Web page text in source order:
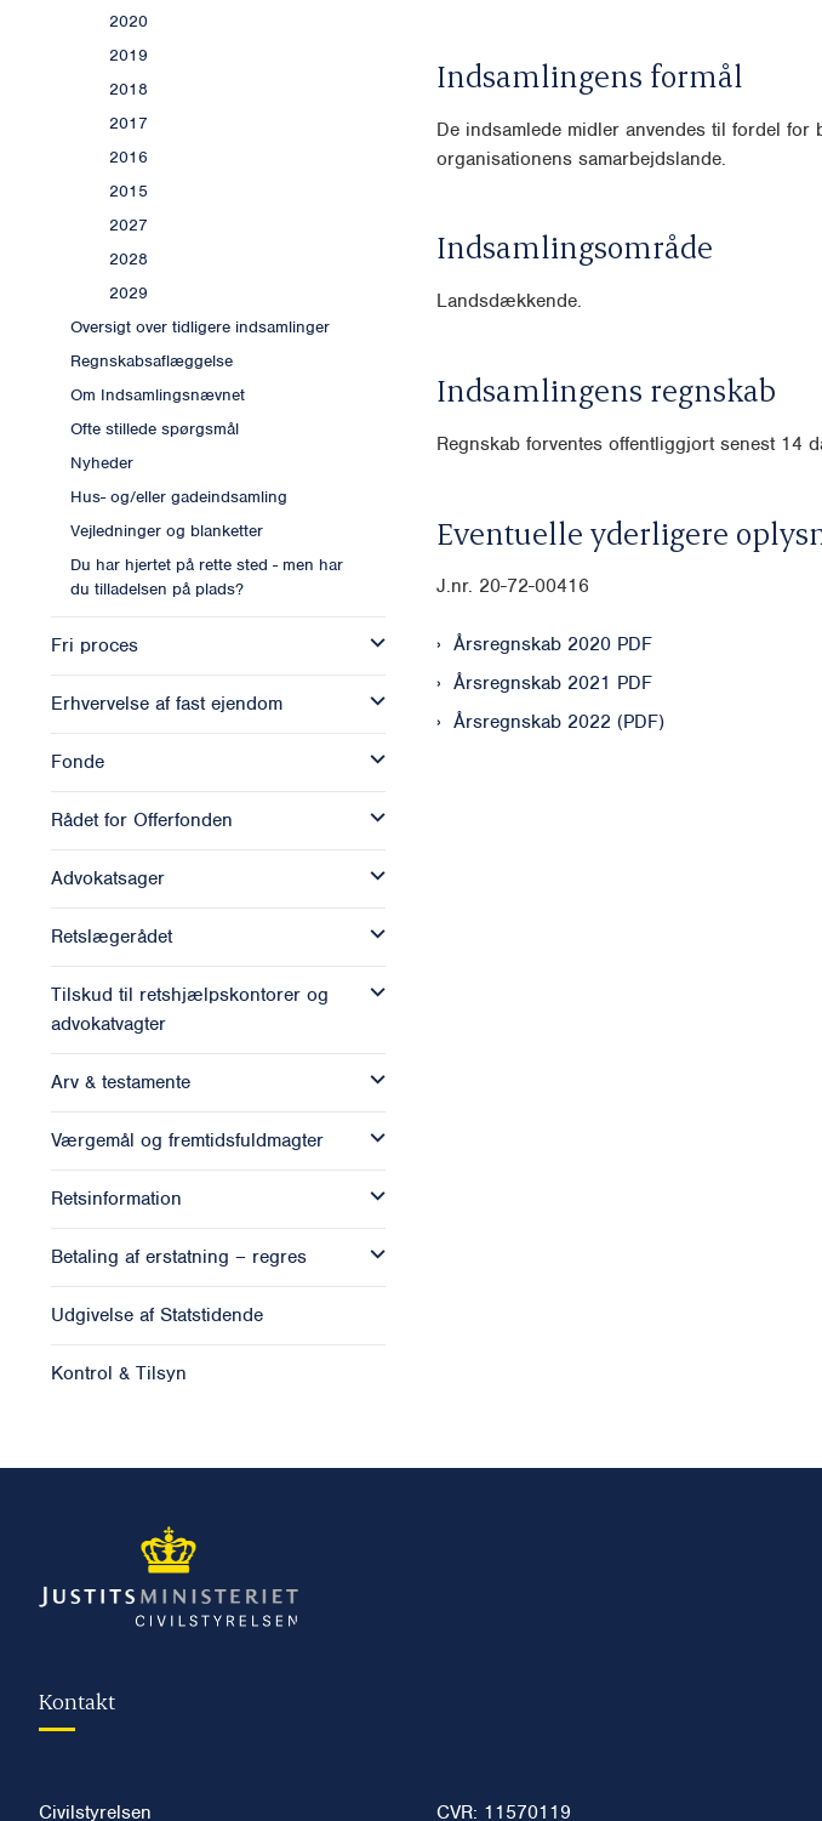
2020
2019
2018
2017
2016
2015
2027
2028
2029
Oversigt over tidligere indsamlinger
Regnskabsaflæggelse
Om Indsamlingsnævnet
Ofte stillede spørgsmål
Nyheder
Hus- og/eller gadeindsamling
Vejledninger og blanketter
Du har hjertet på rette sted - men har
du tilladelsen på plads?
Fri proces
Erhvervelse af fast ejendom
Fonde
Rådet for Offerfonden
Advokatsager
Retslægerådet
Tilskud til retshjælpskontorer og
advokatvagter
Arv & testamente
Værgemål og fremtidsfuldmagter
Retsinformation
Betaling af erstatning – regres
Udgivelse af Statstidende
Kontrol & Tilsyn
Indsamlingens formål
De indsamlede midler anvendes til fordel
organisationens samarbejdslande.
Indsamlingsområde
Landsdækkende.
Indsamlingens regnskab
Regnskab forventes offentliggjort senest 14
Eventuelle yderligere
J.nr. 20-72-00416
Årsregnskab 2020 PDF
Årsregnskab 2021 PDF
Årsregnskab 2022 (PDF)
Kontakt
Civilstyrelsen CVR: 11570119